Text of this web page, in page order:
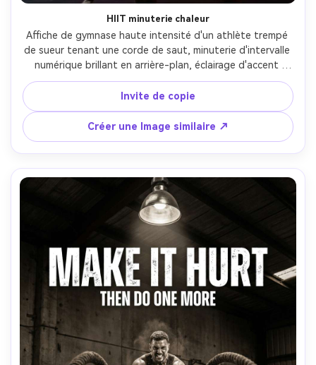
HIIT minuterie chaleur
Affiche de gymnase haute intensité d'un athlète trempé
de sueur tenant une corde de saut, minuterie d'intervalle
numérique brillant en arrière-plan, éclairage d'accent
rouge, brume de fumée, posture agressive, titre: "40
secondes. Tout en.", sous-texte: "Reposez-vous plus
tard.", typographie moderne, détails nets, contraste
cinématographique, Fuji X-T5, 35mm f/1.4, format affiche
vertical-AR 4:5
Invite de copie
Créer une Image similaire ↗